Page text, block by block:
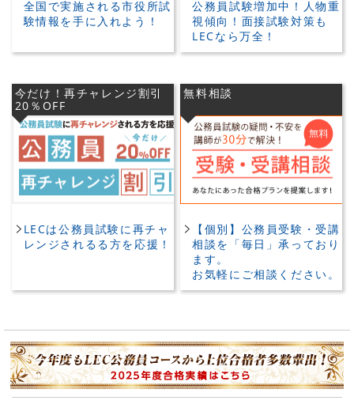
全国で実施される市役所試
験情報を手に入れよう！
公務員試験増加中！人物重
視傾向！面接試験対策も
LECなら万全！
今だけ！再チャレンジ割引
20％OFF
LECは公務員試験に再チャ
レンジされるる方を応援！
無料相談
【個別】公務員受験・受講
相談を「毎日」承っており
ます。
お気軽にご相談ください。